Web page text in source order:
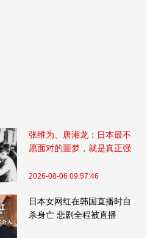
张维为、唐湘龙：日本最不
愿面对的噩梦，就是真正强
2026-08-06 09:57:46
日本女网红在韩国直播时自
杀身亡 悲剧全程被直播